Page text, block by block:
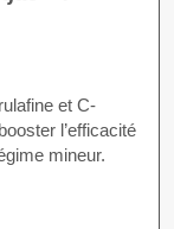
et C-
l’efficacité
mineur.